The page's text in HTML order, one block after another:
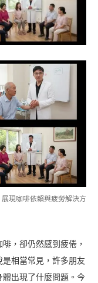
現咖啡依賴與疲勞解決方
，卻仍然感到疲倦，
相當常見，許多朋友
出現了什麼問題。今